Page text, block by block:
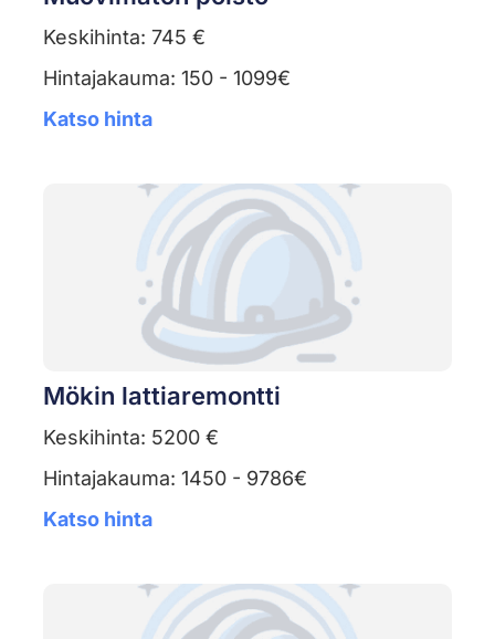
Keskihinta: 745 €
Hintajakauma: 150 - 1099€
Katso hinta
Mökin lattiaremontti
Keskihinta: 5200 €
Hintajakauma: 1450 - 9786€
Katso hinta